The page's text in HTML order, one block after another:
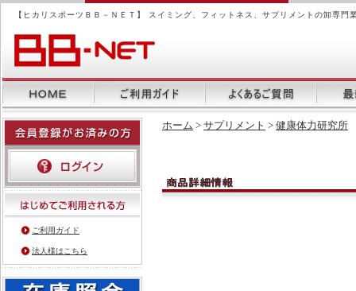
【ヒカリスポーツＢＢ－ＮＥＴ】 スイミング、フィットネス、サプリメントの卸専門
ご利用ガイド
法人様はこちら
ホーム > サプリメント > 健康体力研究所